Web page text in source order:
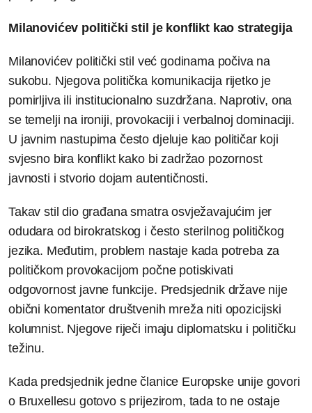
Milanovićev politički stil je konflikt kao strategija
Milanovićev politički stil već godinama počiva na
sukobu. Njegova politička komunikacija rijetko je
pomirljiva ili institucionalno suzdržana. Naprotiv, ona
se temelji na ironiji, provokaciji i verbalnoj dominaciji.
U javnim nastupima često djeluje kao političar koji
svjesno bira konflikt kako bi zadržao pozornost
javnosti i stvorio dojam autentičnosti.
Takav stil dio građana smatra osvježavajućim jer
odudara od birokratskog i često sterilnog političkog
jezika. Međutim, problem nastaje kada potreba za
političkom provokacijom počne potiskivati
odgovornost javne funkcije. Predsjednik države nije
obični komentator društvenih mreža niti opozicijski
kolumnist. Njegove riječi imaju diplomatsku i političku
težinu.
Kada predsjednik jedne članice Europske unije govori
o Bruxellesu gotovo s prijezirom, tada to ne ostaje